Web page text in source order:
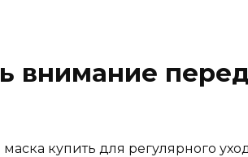
внимание
купить для регулярного